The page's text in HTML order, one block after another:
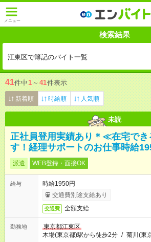
メニュー
検索結果
江東区で簿記のバイト一覧
41件中1 ～ 41件表示
新着順 時給順 人気順
未読
正社員登用実績あり＊≪在宅で
す！経理サポートのお仕事時給
派遣 WEB登録・面接OK
給与
時給1950円
交通費別途支給あり
交通費 全額支給
勤務地
東京都江東区
木場(東京都)駅から徒歩2分 / 菊川(東